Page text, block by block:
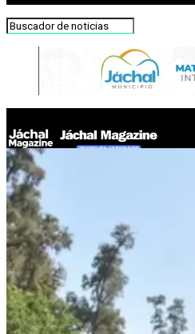
Jáchal Magazine
El gobierno elimina la Dirección
rechazo legislativo